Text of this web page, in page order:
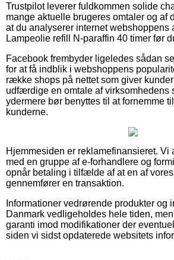
Trustpilot leverer fuldkommen solide
mange aktuelle brugeres omtaler og af
at du analyserer internet webshoppens
Lampeolie refill N-paraffin 40 timer før
Facebook frembyder ligeledes sådan
for at få indblik i webshoppens
række shops på nettet som giver
udfærdige en omtale af virksomhedens
ydermere bør benyttes til at fornemme
kunderne.
Hjemmesiden er reklamefinansieret. Vi
med en gruppe af e-forhandlere og
opnår betaling i tilfælde af at en af
gennemfører en transaktion.
Informationer vedrørende produkter og
Danmark vedligeholdes hele tiden,
garanti imod modifikationer der
siden vi sidst opdaterede websitets